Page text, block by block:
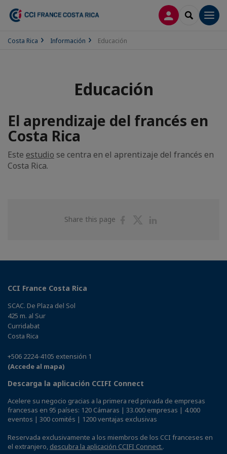
CONECTARSE
SEARCH
Costa Rica Información Educación
Educación
El aprendizaje del francés en
Costa Rica
Este estudio se centra en el aprentizaje del francés en
Costa Rica.
Share this page
ShareShare
CCI France Costa Rica
SCAC. De Plaza del Sol
425 m. al Sur
Curridabat
Costa Rica
+506 2224-4105 extensión 1
(Accede al mapa)
Descarga la aplicación CCIFI Connect
Acelere su negocio gracias a la primera red privada de empresas
francesas en 95 países: 120 Cámaras | 33.000 empresas | 4.000
eventos | 300 comités | 1200 ventajas exclusivas
Reservada exclusivamente a los miembros de los CCI franceses en
el extranjero, descubra la aplicación CCIFI Connect..